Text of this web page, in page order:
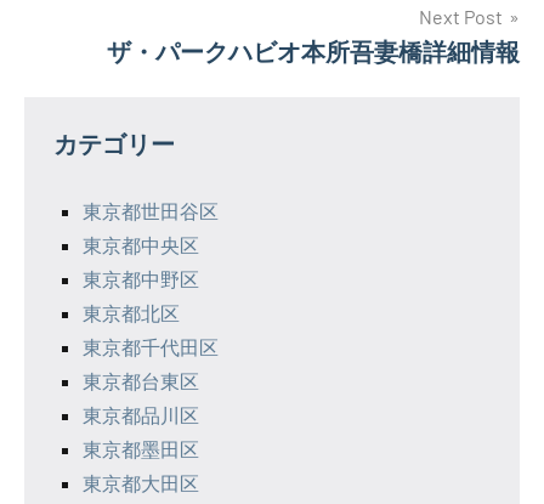
ー
Next Post
ザ・パークハビオ本所吾妻橋詳細情報
カテゴリー
東京都世田谷区
東京都中央区
東京都中野区
東京都北区
東京都千代田区
東京都台東区
東京都品川区
東京都墨田区
東京都大田区